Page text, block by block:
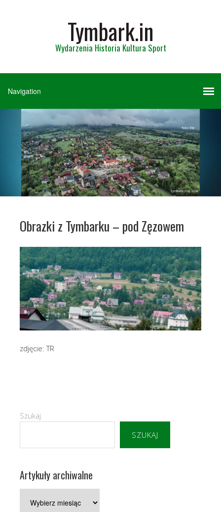
Tymbark.in
Wydarzenia Historia Kultura Sport
Obrazki z Tymbarku – pod Zęzowem
zdjęcie: TR
Szukaj
SZUKAJ
Artykuły archiwalne
archiwalne